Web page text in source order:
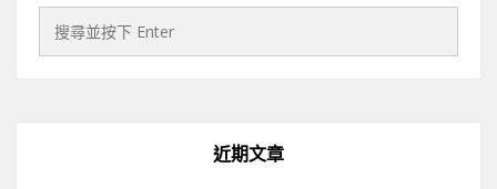
近期文章